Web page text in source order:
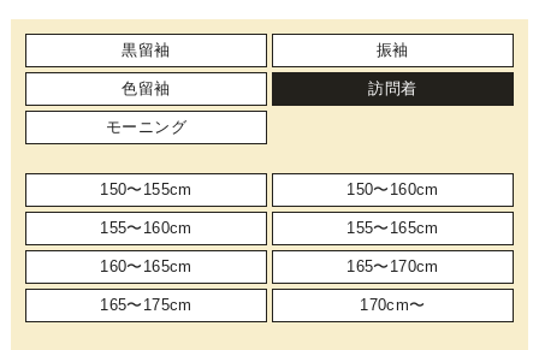
黒留袖 振袖
色留袖 訪問着
モーニング
150〜155cm 150〜160cm
155〜160cm 155〜165cm
160〜165cm 165〜170cm
165〜175cm 170cm〜